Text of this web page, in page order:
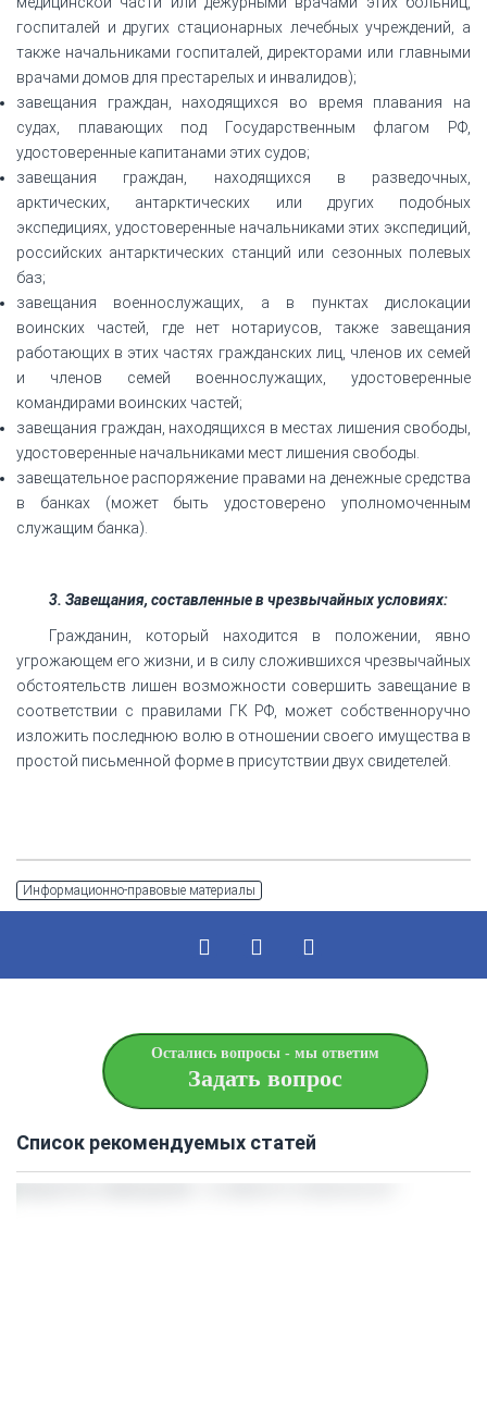
госпиталей и других стационарных лечебных учреждений, а
также начальниками госпиталей, директорами или главными
врачами домов для престарелых и инвалидов);
завещания граждан, находящихся во время плавания на
судах, плавающих под Государственным флагом РФ,
удостоверенные капитанами этих судов;
завещания граждан, находящихся в разведочных,
арктических, антарктических или других подобных
экспедициях, удостоверенные начальниками этих экспедиций,
российских антарктических станций или сезонных полевых
баз;
завещания военнослужащих, а в пунктах дислокации
воинских частей, где нет нотариусов, также завещания
работающих в этих частях гражданских лиц, членов их семей
и членов семей военнослужащих, удостоверенные
командирами воинских частей;
завещания граждан, находящихся в местах лишения свободы,
удостоверенные начальниками мест лишения свободы.
завещательное распоряжение правами на денежные средства
в банках (может быть удостоверено уполномоченным
служащим банка).
3. Завещания, составленные в чрезвычайных условиях:
Гражданин, который находится в положении, явно
угрожающем его жизни, и в силу сложившихся чрезвычайных
обстоятельств лишен возможности совершить завещание в
соответствии с правилами ГК РФ, может собственноручно
изложить последнюю волю в отношении своего имущества в
простой письменной форме в присутствии двух свидетелей.
Информационно-правовые материалы
Остались вопросы - мы ответим
Задать вопрос
Список рекомендуемых статей